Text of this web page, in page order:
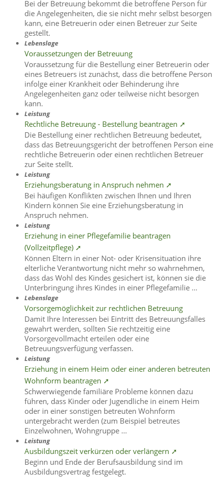
Bei der Betreuung bekommt die betroffene Person für
die Angelegenheiten, die sie nicht mehr selbst besorgen
kann, eine Betreuerin oder einen Betreuer zur Seite
gestellt.
Lebenslage
Voraussetzungen der Betreuung
Voraussetzung für die Bestellung einer Betreuerin oder
eines Betreuers ist zunächst, dass die betroffene Person
infolge einer Krankheit oder Behinderung ihre
Angelegenheiten ganz oder teilweise nicht besorgen
kann.
Leistung
Rechtliche Betreuung - Bestellung beantragen ➚
Die Bestellung einer rechtlichen Betreuung bedeutet,
dass das Betreuungsgericht der betroffenen Person eine
rechtliche Betreuerin oder einen rechtlichen Betreuer
zur Seite stellt.
Leistung
Erziehungsberatung in Anspruch nehmen ➚
Bei häufigen Konflikten zwischen Ihnen und Ihren
Kindern können Sie eine Erziehungsberatung in
Anspruch nehmen.
Leistung
Erziehung in einer Pflegefamilie beantragen
(Vollzeitpflege) ➚
Können Eltern in einer Not- oder Krisensituation ihre
elterliche Verantwortung nicht mehr so wahrnehmen,
dass das Wohl des Kindes gesichert ist, können sie die
Unterbringung ihres Kindes in einer Pflegefamilie …
Lebenslage
Vorsorgemöglichkeit zur rechtlichen Betreuung
Damit Ihre Interessen bei Eintritt des Betreuungsfalles
gewahrt werden, sollten Sie rechtzeitig eine
Vorsorgevollmacht erteilen oder eine
Betreuungsverfügung verfassen.
Leistung
Erziehung in einem Heim oder einer anderen betreuten
Wohnform beantragen ➚
Schwerwiegende familiäre Probleme können dazu
führen, dass Kinder oder Jugendliche in einem Heim
oder in einer sonstigen betreuten Wohnform
untergebracht werden (zum Beispiel betreutes
Einzelwohnen, Wohngruppe …
Leistung
Ausbildungszeit verkürzen oder verlängern ➚
Beginn und Ende der Berufsausbildung sind im
Ausbildungsvertrag festgelegt.